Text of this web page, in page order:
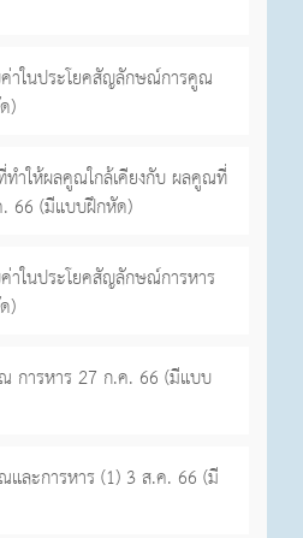
าในประโยคสัญลักษณ์การคูณ
)
ำให้ผลคูณใกล้เคียงกับ ผลคูณที่
66 (มีแบบฝึกหัด)
าในประโยคสัญลักษณ์การหาร
)
การหาร 27 ก.ค. 66 (มีแบบ
ละการหาร (1) 3 ส.ค. 66 (มี